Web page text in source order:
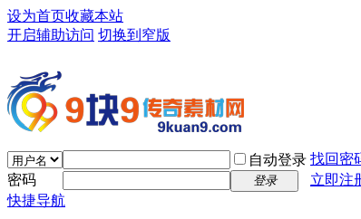
设为首页收藏本站
开启辅助访问 切换到窄版
自动登录 找回密
密码
登录
立即注
快捷导航